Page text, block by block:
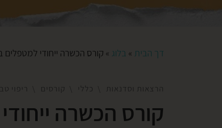
דך הבית » בלוג » קורס הכשרה ייחודי
הרצאות וסדנאות כללי קורסים ריפוי
קורס הכשרה